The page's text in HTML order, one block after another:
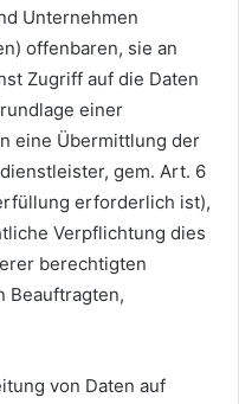
Unternehmen
offenbaren, sie an
Zugriff auf die Daten
einer
eine Übermittlung der
gem. Art. 6
erforderlich ist),
Verpflichtung dies
berechtigten
Beauftragten,
von Daten auf